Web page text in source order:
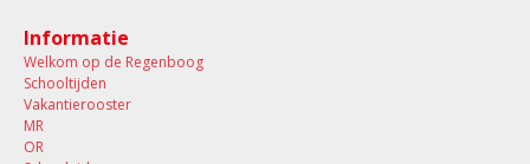
Informatie
Welkom op de Regenboog
Schooltijden
Vakantierooster
MR
OR